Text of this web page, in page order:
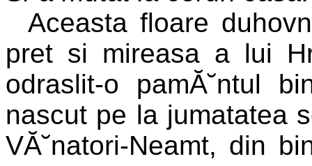
Aceasta floare
pret si mireasa a lui
odraslit-o pamĂ˘ntul
nascut pe la jumatatea
VĂ˘natori-Neamt, din